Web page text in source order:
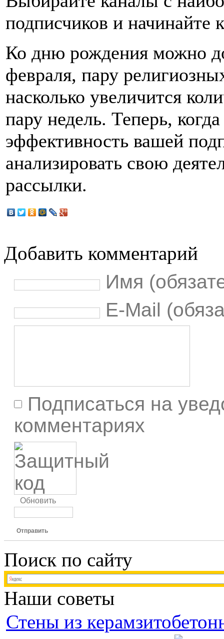
подписчиков и начинайте
Ко дню рождения можно
февраля, пару
насколько увеличится
пару недель. Теперь,
эффективность вашей
анализировать свою
рассылки.
Добавить комментарий
Имя
E-Mail
Подписаться на
комментариях
Обновить
Отправить
Поиск по сайту
Наши советы
Стены из